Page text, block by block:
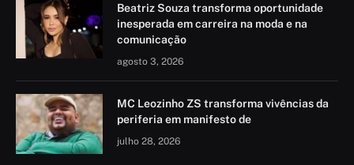
Beatriz Souza transforma oportunidade
inesperada em carreira na moda e na
comunicação
agosto 3, 2026
MC Leozinho ZS transforma vivências da
periferia em manifesto de
julho 28, 2026